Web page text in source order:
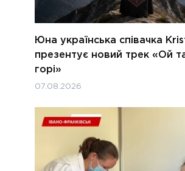
Юна українська співачка
презентує новий трек «Ой
горі»
07.08.2026